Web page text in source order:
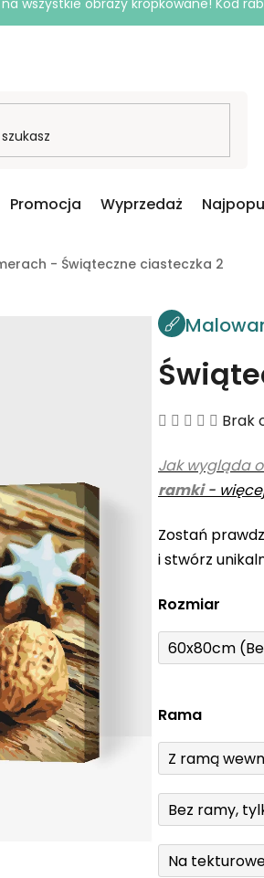
na wszystkie obrazy kropkowane! Kod
Promocja Wyprzedaż
- Świąteczne ciasteczka 2
na
5
Brak
Jak wygląda
ramki-
Zostań
i stwórz
Rozmiar
60x80cm
Rama
Z ramą
Bez ramy,
Na